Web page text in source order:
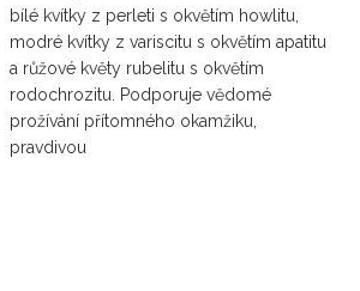
bílé kvítky z perleti s okvětím howlitu,
modré kvítky z variscitu s okvětím apatitu
a růžové květy rubelitu s okvětím
rodochrozitu. Podporuje vědomé
prožívání přítomného okamžiku,
pravdivou